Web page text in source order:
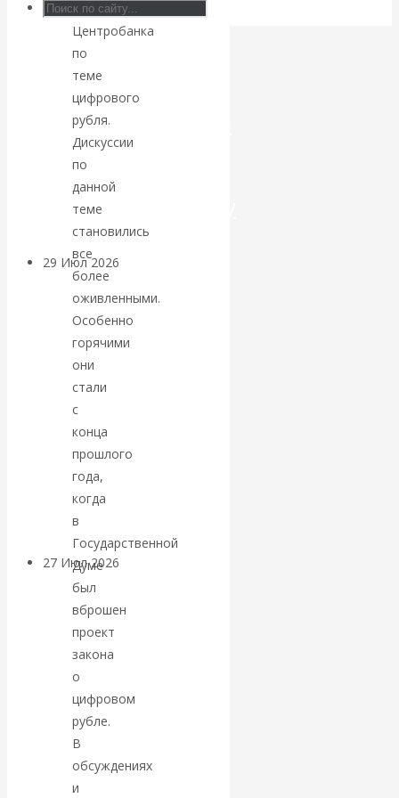
Искусственный
интеллект —
революционный
переход к
посткапитализму
29 Июл 2026
финансовая олигархия
Валентин
Катасонов.
«Мировые
ростовщики»:
вчера и сегодня
27 Июл 2026
валютная система
Валентин
КАтасонов.
«МЕТОД
ОТМЫВАНИЯ
материалы
Центробанка
по
теме
цифрового
рубля.
Дискуссии
по
данной
теме
становились
все
более
оживленными.
Особенно
горячими
они
стали
с
конца
прошлого
года,
когда
в
Государственной
Думе
был
вброшен
проект
закона
о
цифровом
рубле.
В
обсуждениях
и